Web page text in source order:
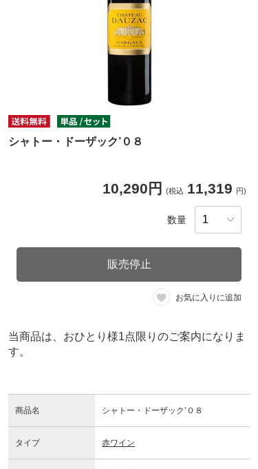
シャトー・ドーザック’０８
10,290円 (税込 11,319 円)
数量
販売停止
お気に入りに追加
当商品は、おひとり様1点限りのご案内になりま
す。
商品名 シャトー・ドーザック’０８
タイプ 赤ワイン